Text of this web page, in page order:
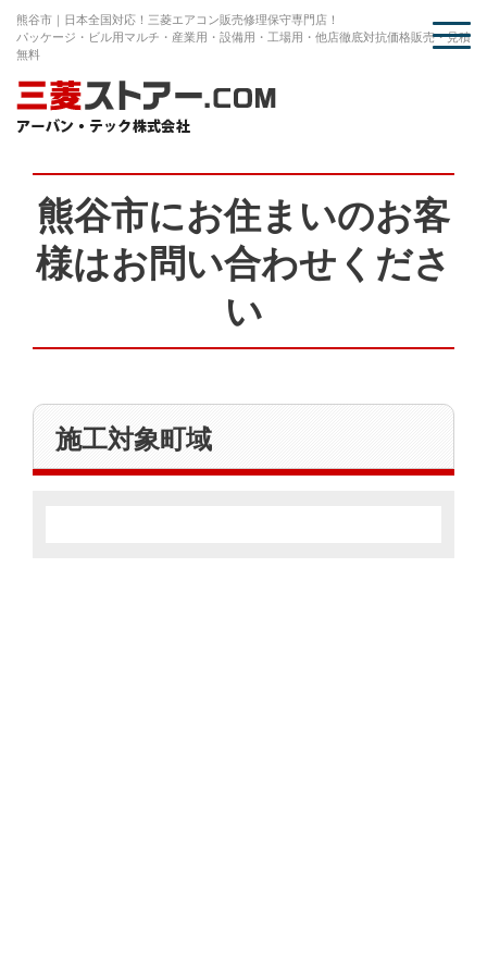
熊谷市｜日本全国対応！三菱エアコン販売修理保守専門店！
パッケージ・ビル用マルチ・産業用・設備用・工場用・他店徹底対抗価格販売・見積
無料
熊谷市にお住まいのお客
様はお問い合わせくださ
い
施工対象町域